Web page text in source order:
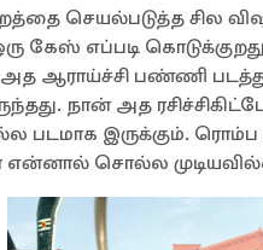
செயல்படுத்த சில
கேஸ் எப்படி
அத ஆராய்ச்சி பண்ணி
நான் அத
படமாக இருக்கும்.
சொல்ல